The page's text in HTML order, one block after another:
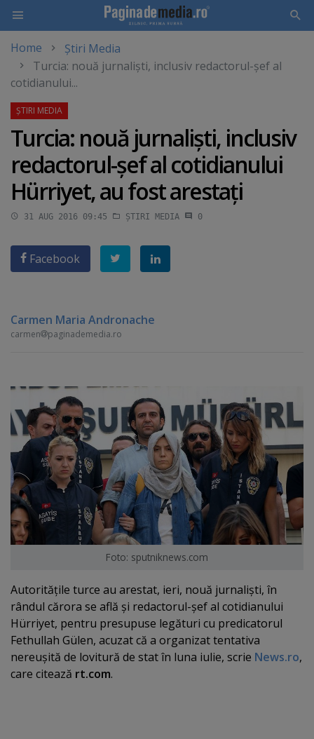
main
content
Home
Știri Media
Turcia: nouă jurnalişti, inclusiv redactorul-şef al
cotidianului...
Turcia: nouă jurnalişti, inclusiv
redactorul-şef al cotidianului
Hürriyet, au fost arestaţi
31 AUG 2016 09:45 ȘTIRI MEDIA 0
Facebook
Carmen Maria Andronache
carmen paginademedia.ro
Foto: sputniknews.com
Autorităţile turce au arestat, ieri, nouă jurnalişti, în
rândul cărora se află şi redactorul-şef al cotidianului
Hürriyet, pentru presupuse legături cu predicatorul
Fethullah Gülen, acuzat că a organizat tentativa
nereuşită de lovitură de stat în luna iulie, scrie News.ro,
care citează rt.com.